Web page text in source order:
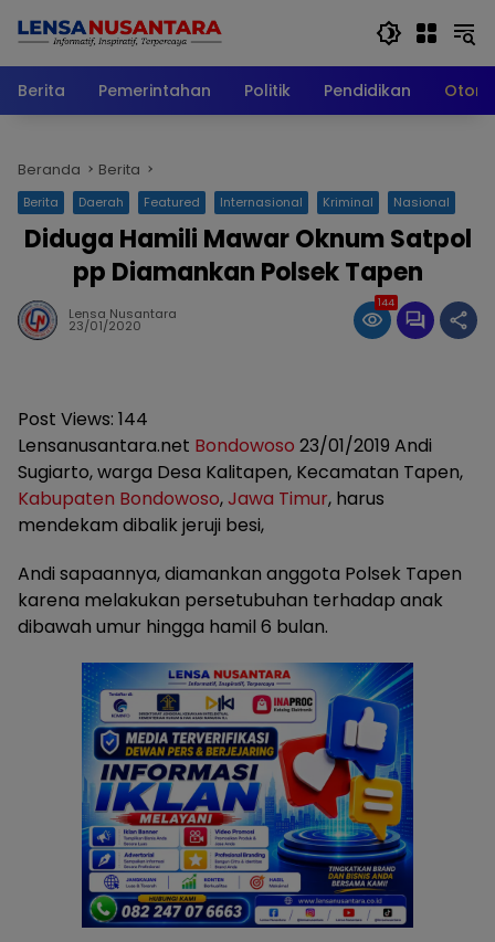
Berita
Pemerintahan Politik Pendidikan
Beranda Berita
Berita Daerah Featured Internasional Kriminal Nasional
Diduga Hamili Mawar Oknum Satpol
pp Diamankan Polsek Tapen
Lensa Nusantara
23/01/2020
144
Post Views: 144
Lensanusantara.net Bondowoso 23/01/2019 Andi
Sugiarto, warga Desa Kalitapen, Kecamatan Tapen,
Kabupaten Bondowoso,Jawa Timur, harus
mendekam dibalik jeruji besi,
Andi sapaannya, diamankan anggota Polsek Tapen
karena melakukan persetubuhan terhadap anak
dibawah umur hingga hamil 6 bulan.